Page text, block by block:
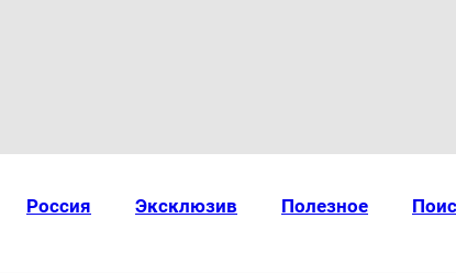
Россия Эксклюзив Полезное